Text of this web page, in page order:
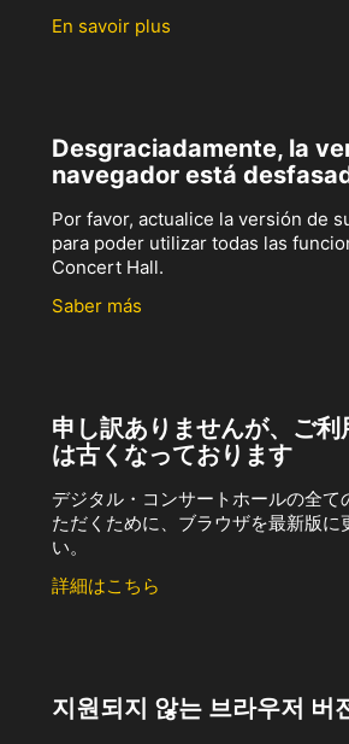
En savoir plus
Desgraciadamente, la
navegador está
Por favor, actualice la versión de
para poder utilizar todas las
Concert Hall.
Saber más
申し訳ありませんが、ご
は古くなっております
デジタル・コンサートホールの全て
ただくために、ブラウザを最新版に
い。
詳細はこちら
지원되지 않는 브라우저 버